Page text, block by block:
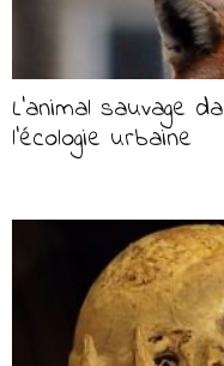
L’animal sauvage
l’écologie urbaine